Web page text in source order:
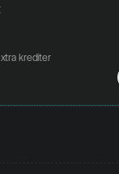
krediter